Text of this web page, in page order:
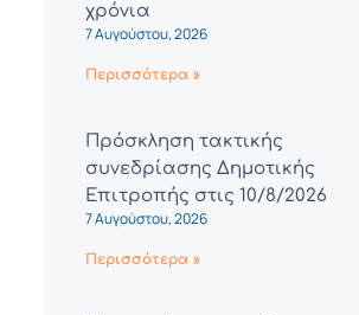
χρόνια
7 Αυγούστου, 2026
Περισσότερα »
Πρόσκληση τακτικής
συνεδρίασης Δημοτικής
Επιτροπής στις 10/8/2026
7 Αυγούστου, 2026
Περισσότερα »